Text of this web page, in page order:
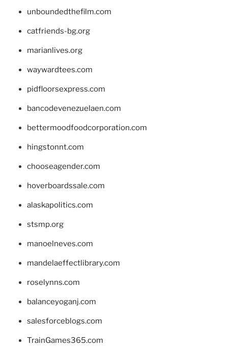
unboundedthefilm.com
catfriends-bg.org
marianlives.org
waywardtees.com
pidfloorsexpress.com
bancodevenezuelaen.com
bettermoodfoodcorporation.com
hingstonnt.com
chooseagender.com
hoverboardssale.com
alaskapolitics.com
stsmp.org
manoelneves.com
mandelaeffectlibrary.com
roselynns.com
balanceyoganj.com
salesforceblogs.com
TrainGames365.com